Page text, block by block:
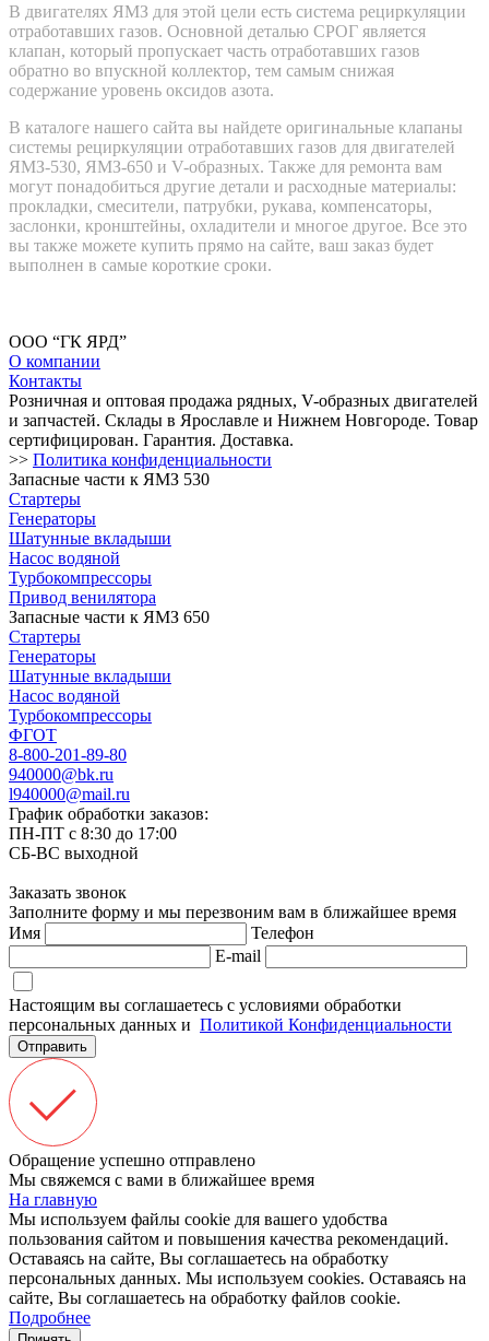
В двигателях ЯМЗ для этой цели есть система рециркуляции
отработавших газов. Основной деталью СРОГ является
клапан, который пропускает часть отработавших газов
обратно во впускной коллектор, тем самым снижая
содержание уровень оксидов азота.
В каталоге нашего сайта вы найдете оригинальные клапаны
системы рециркуляции отработавших газов для двигателей
ЯМЗ-530, ЯМЗ-650 и V-образных. Также для ремонта вам
могут понадобиться другие детали и расходные материалы:
прокладки, смесители, патрубки, рукава, компенсаторы,
заслонки, кронштейны, охладители и многое другое. Все это
вы также можете купить прямо на сайте, ваш заказ будет
выполнен в самые короткие сроки.
ООО “ГК ЯРД”
О компании
Контакты
Розничная и оптовая продажа рядных, V-образных двигателей
и запчастей. Склады в Ярославле и Нижнем Новгороде. Товар
сертифицирован. Гарантия. Доставка.
>> Политика конфиденциальности
Запасные части к ЯМЗ 530
Стартеры
Генераторы
Шатунные вкладыши
Насос водяной
Турбокомпрессоры
Привод венилятора
Запасные части к ЯМЗ 650
Стартеры
Генераторы
Шатунные вкладыши
Насос водяной
Турбокомпрессоры
ФГОТ
8-800-201-89-80
940000@bk.ru
l940000@mail.ru
График обработки заказов:
ПН-ПТ с 8:30 до 17:00
СБ-ВС выходной
Заказать звонок
Заполните форму и мы перезвоним вам в ближайшее время
Имя
Телефон
E-mail
Настоящим вы соглашаетесь с условиями обработки
персональных данных и Политикой Конфиденциальности
Отправить
Обращение успешно отправлено
Мы свяжемся с вами в ближайшее время
На главную
Мы используем файлы cookie для вашего удобства
пользования сайтом и повышения качества рекомендаций.
Оставаясь на сайте, Вы соглашаетесь на обработку
персональных данных. Мы используем cookies. Оставаясь на
сайте, Вы соглашаетесь на обработку файлов cookie.
Подробнее